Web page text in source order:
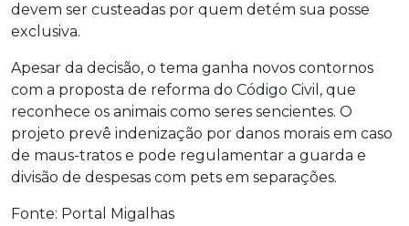
devem ser custeadas por quem detém sua posse
exclusiva.
Apesar da decisão, o tema ganha novos contornos
com a proposta de reforma do Código Civil, que
reconhece os animais como seres sencientes. O
projeto prevê indenização por danos morais em caso
de maus-tratos e pode regulamentar a guarda e
divisão de despesas com pets em separações.
Fonte: Portal Migalhas